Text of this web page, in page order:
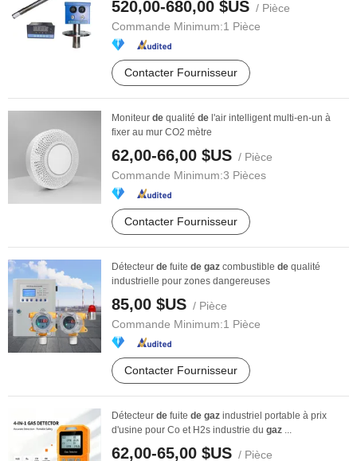
520,00-680,00 $US / Pièce
Commande Minimum:1 Pièce
Contacter Fournisseur
Moniteur de qualité de l'air intelligent multi-en-un à
fixer au mur CO2 mètre
62,00-66,00 $US / Pièce
Commande Minimum:3 Pièces
Contacter Fournisseur
Détecteur de fuite de gaz combustible de qualité
industrielle pour zones dangereuses
85,00 $US / Pièce
Commande Minimum:1 Pièce
Contacter Fournisseur
Détecteur de fuite de gaz industriel portable à prix
d'usine pour Co et H2s industrie du gaz ...
62,00-65,00 $US / Pièce